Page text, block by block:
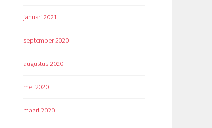
januari 2021
september 2020
augustus 2020
mei 2020
maart 2020